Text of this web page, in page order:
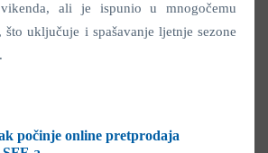
ali je ispunio u mnogočemu
uključuje i spašavanje ljetnje sezone
počinje online pretprodaja